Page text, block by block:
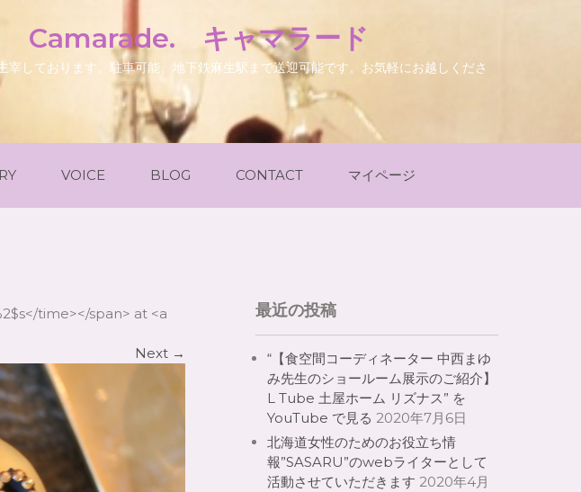
Camarade. キャマラード
しております。駐車可能、地下鉄麻生駅まで送迎可能です。お気軽にお越しくださ
VOICE BLOG CONTACT マイページ
time></span> at <a
Next →
最近の投稿
“【食空間コーディネーター 中西まゆ
み先生のショールーム展示のご紹介】
L Tube 土屋ホーム リズナス” を
YouTube で見る 2020年7月6日
北海道女性のためのお役立ち情
報”SASARU”のwebライターとして
活動させていただきます 2020年4月